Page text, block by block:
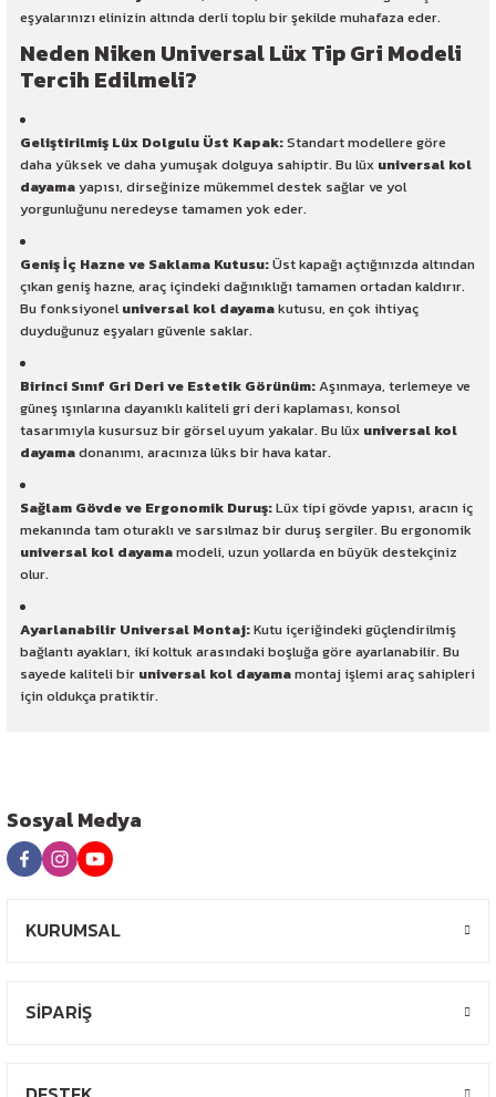
eşyalarınızı elinizin altında derli toplu bir şekilde muhafaza eder.
Neden Niken Universal Lüx Tip Gri Modeli
Tercih Edilmeli?
Geliştirilmiş Lüx Dolgulu Üst Kapak:Standart modellere göre
daha yüksek ve daha yumuşak dolguya sahiptir. Bu lüx universal kol
dayamayapısı, dirseğinize mükemmel destek sağlar ve yol
yorgunluğunu neredeyse tamamen yok eder.
Geniş İç Hazne ve Saklama Kutusu:Üst kapağı açtığınızda altından
çıkan geniş hazne, araç içindeki dağınıklığı tamamen ortadan kaldırır.
Bu fonksiyoneluniversal kol dayamakutusu, en çok ihtiyaç
duyduğunuz eşyaları güvenle saklar.
Birinci Sınıf Gri Deri ve Estetik Görünüm:Aşınmaya, terlemeye ve
güneş ışınlarına dayanıklı kaliteli gri deri kaplaması, konsol
tasarımıyla kusursuz bir görsel uyum yakalar. Bu lüx universal kol
dayamadonanımı, aracınıza lüks bir hava katar.
Sağlam Gövde ve Ergonomik Duruş:Lüx tipi gövde yapısı, aracın iç
mekanında tam oturaklı ve sarsılmaz bir duruş sergiler. Bu ergonomik
universal kol dayamamodeli, uzun yollarda en büyük destekçiniz
olur.
Ayarlanabilir Universal Montaj:Kutu içeriğindeki güçlendirilmiş
bağlantı ayakları, iki koltuk arasındaki boşluğa göre ayarlanabilir. Bu
sayede kaliteli bir universal kol dayamamontaj işlemi araç sahipleri
için oldukça pratiktir.
Sosyal Medya
KURUMSAL
SİPARİŞ